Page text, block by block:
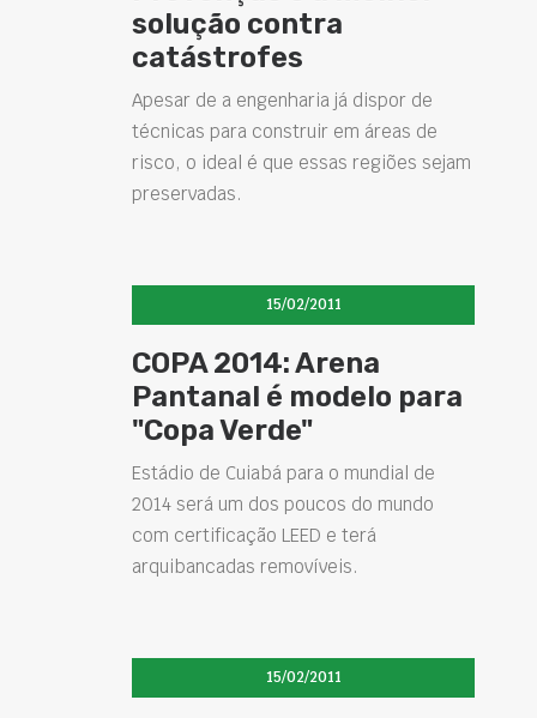
solução contra
catástrofes
Apesar de a engenharia já dispor de
técnicas para construir em áreas de
risco, o ideal é que essas regiões sejam
preservadas.
15/02/2011
COPA 2014: Arena
Pantanal é modelo para
"Copa Verde"
Estádio de Cuiabá para o mundial de
2014 será um dos poucos do mundo
com certificação LEED e terá
arquibancadas removíveis.
15/02/2011